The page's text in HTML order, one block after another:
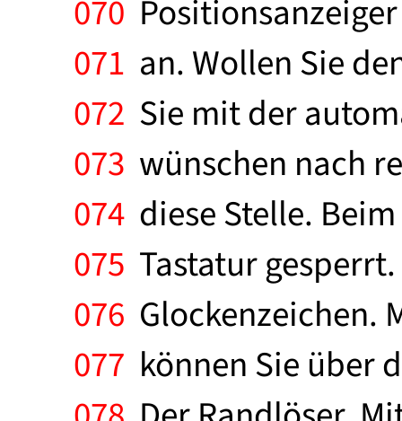
070
071 an. Wollen Sie
072 Sie mit der
073 wünschen nach
074 diese Stelle.
075 Tastatur
076 Glockenzeichen.
077 können Sie über